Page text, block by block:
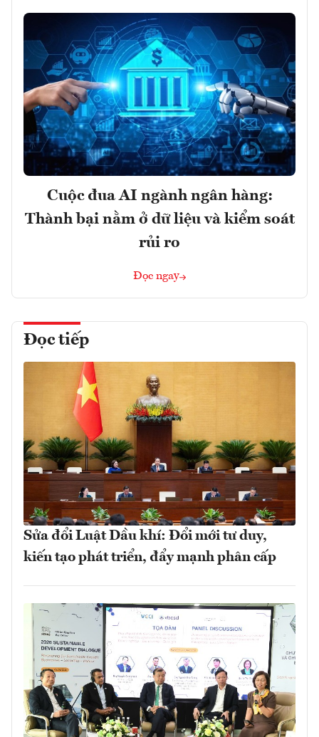
Cuộc đua AI ngành ngân hàng:
Thành bại nằm ở dữ liệu và kiểm soát
rủi ro
Đọc ngay
Đọc tiếp
Sửa đổi Luật Dầu khí: Đổi mới tư duy,
kiến tạo phát triển, đẩy mạnh phân cấp